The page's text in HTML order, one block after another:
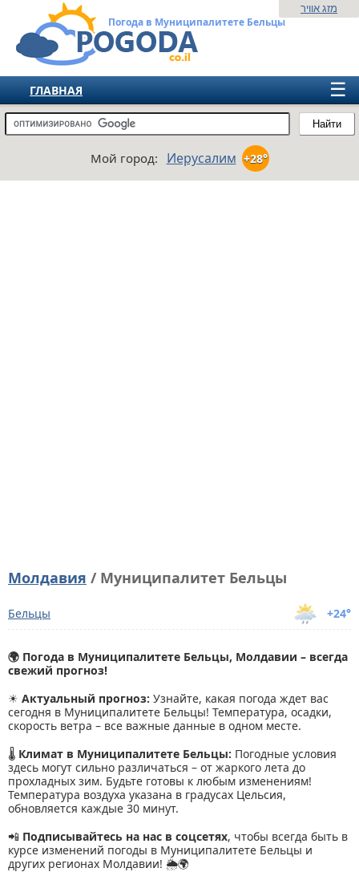
Погода в Муниципалитете Бельцы
Найти
מזג אוויר
☰
ГЛАВНАЯ
ИЗРАИЛЬ
ЕВРОПА
Мой город: Иерусалим +28°
Молдавия / Муниципалитет Бельцы
+24°
Бельцы
🌍 Погода в Муниципалитете Бельцы, Молдавии – всегда
свежий прогноз!
☀ Актуальный прогноз: Узнайте, какая погода ждет вас
сегодня в Муниципалитете Бельцы! Температура, осадки,
скорость ветра – все важные данные в одном месте.
🌡 Климат в Муниципалитете Бельцы: Погодные условия
здесь могут сильно различаться – от жаркого лета до
прохладных зим. Будьте готовы к любым изменениям!
Температура воздуха указана в градусах Цельсия,
обновляется каждые 30 минут.
📲 Подписывайтесь на нас в соцсетях, чтобы всегда быть в
курсе изменений погоды в Муниципалитете Бельцы и
других регионах Молдавии! 🌦🌍